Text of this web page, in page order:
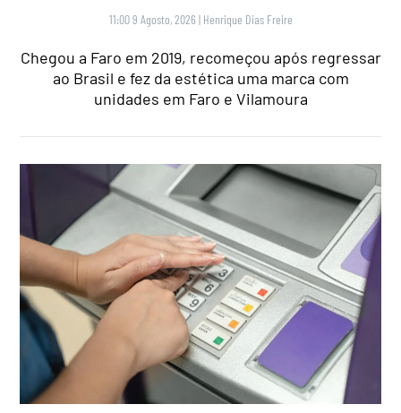
11:00 9 Agosto, 2026 | Henrique Dias Freire
Chegou a Faro em 2019, recomeçou após regressar
ao Brasil e fez da estética uma marca com
unidades em Faro e Vilamoura